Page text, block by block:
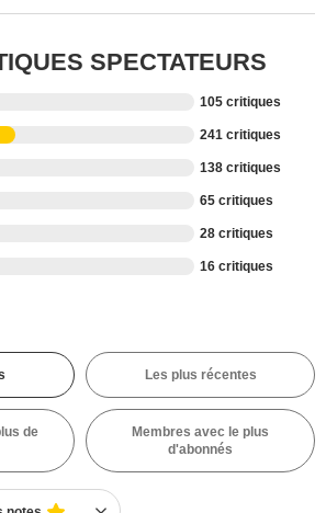
SPECTATEURS
105 critiques
241 critiques
138 critiques
65 critiques
28 critiques
16 critiques
Les plus récentes
de
Membres avec le plus
d'abonnés